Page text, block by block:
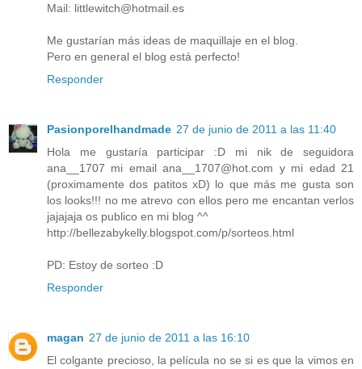
Mail: littlewitch@hotmail.es
Me gustarían más ideas de maquillaje en el blog.
Pero en general el blog está perfecto!
Responder
Pasionporelhandmade 27 de junio de 2011 a las 11:40
Hola me gustaría participar :D mi nik de seguidora
ana__1707 mi email ana__1707@hot.com y mi edad 21
(proximamente dos patitos xD) lo que más me gusta son
los looks!!! no me atrevo con ellos pero me encantan verlos
jajajaja os publico en mi blog ^^
http://bellezabykelly.blogspot.com/p/sorteos.html
PD: Estoy de sorteo :D
Responder
magan 27 de junio de 2011 a las 16:10
El colgante precioso, la película no se si es que la vimos en